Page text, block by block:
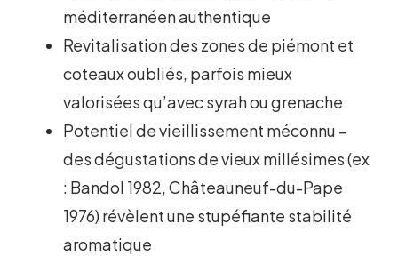
méditerranéen authentique
Revitalisation des zones de piémont et
coteaux oubliés, parfois mieux
valorisées qu’avec syrah ou grenache
Potentiel de vieillissement méconnu –
des dégustations de vieux millésimes (ex
: Bandol 1982, Châteauneuf-du-Pape
1976) révèlent une stupéfiante stabilité
aromatique